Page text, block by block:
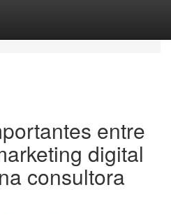
entre
digital
consultora